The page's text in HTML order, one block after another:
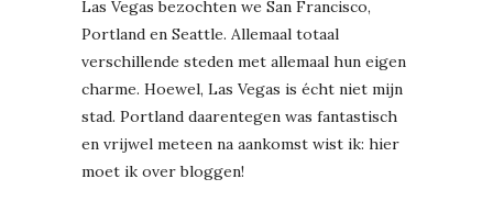
Las Vegas bezochten we San Francisco,
Portland en Seattle. Allemaal totaal
verschillende steden met allemaal hun eigen
charme. Hoewel, Las Vegas is écht niet mijn
stad. Portland daarentegen was fantastisch
en vrijwel meteen na aankomst wist ik: hier
moet ik over bloggen!